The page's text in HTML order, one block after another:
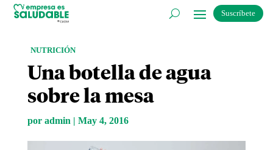
Suscríbete
NUTRICIÓN
Una botella de agua
sobre la mesa
por admin | May 4, 2016